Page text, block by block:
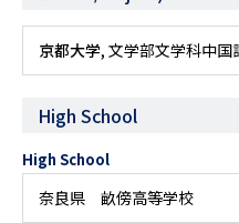
京都大学, 文学部文学科中
High School
High School
奈良県 畝傍高等学校